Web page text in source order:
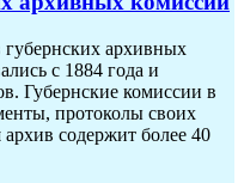
губернских архивных
с 1884 года и
Губернские комиссии в
протоколы своих
содержит более 40